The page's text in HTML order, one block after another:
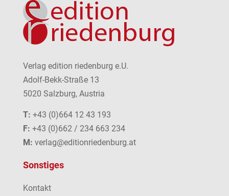
Verlag edition riedenburg e.U.
Adolf-Bekk-Straße 13
5020 Salzburg, Austria
T: +43 (0)664 12 43 193
F: +43 (0)662 / 234 663 234
M: verlag@editionriedenburg.at
Sonstiges
Kontakt